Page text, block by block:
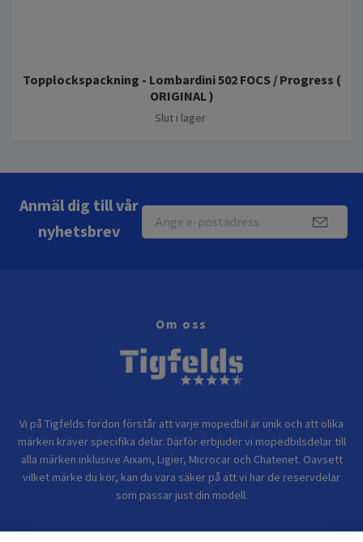
Topplockspackning - Lombardini 502 FOCS / Progress (
ORIGINAL )
Slut i lager
Anmäl dig till vår
nyhetsbrev
Om oss
Vi på Tigfelds fordon förstår att varje mopedbil är unik och att olika
märken kräver specifika delar. Därför erbjuder vi mopedbilsdelar till
alla märken inklusive Aixam, Ligier, Microcar och Chatenet. Oavsett
vilket märke du kör, kan du vara säker på att vi har de reservdelar
som passar just din modell.